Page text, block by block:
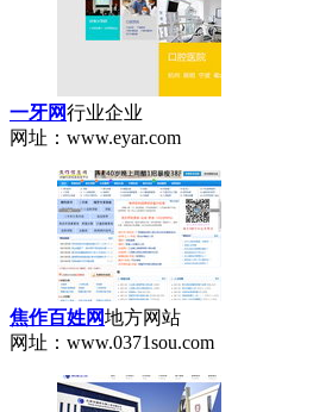
一牙网行业企业
网址：www.eyar.com
焦作百姓网地方网站
网址：www.0371sou.com